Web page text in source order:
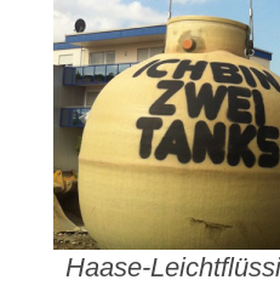
Haase-